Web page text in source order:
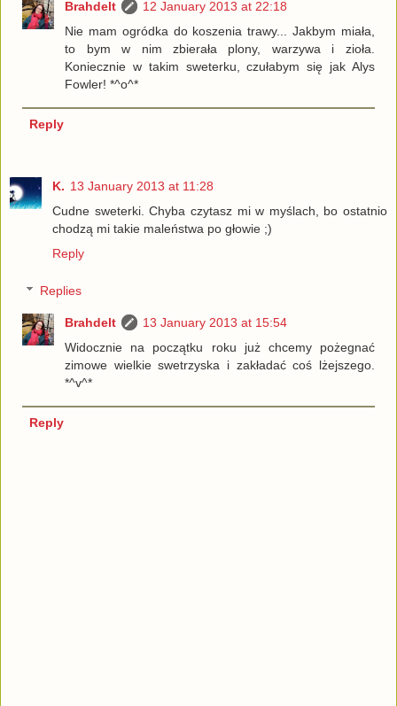
Brahdelt
12 January 2013 at 22:18
Nie mam ogródka do koszenia trawy... Jakbym miała,
to bym w nim zbierała plony, warzywa i zioła.
Koniecznie w takim sweterku, czułabym się jak Alys
Fowler! *^o^*
Reply
K. 13 January 2013 at 11:28
Cudne sweterki. Chyba czytasz mi w myślach, bo ostatnio
chodzą mi takie maleństwa po głowie ;)
Reply
Replies
Brahdelt
13 January 2013 at 15:54
Widocznie na początku roku już chcemy pożegnać
zimowe wielkie swetrzyska i zakładać coś lżejszego.
*^v^*
Reply